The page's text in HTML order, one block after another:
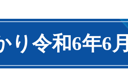
り令和6年6